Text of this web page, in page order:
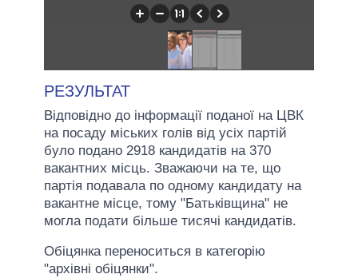
РЕЗУЛЬТАТ
Відповідно до інформації поданої на ЦВК
на посаду міських голів від усіх партій
було подано 2918 кандидатів на 370
вакантних місць. Зважаючи на те, що
партія подавала по одному кандидату на
вакантне місце, тому "Батьківщина" не
могла подати більше тисячі кандидатів.
Обіцянка переноситься в категорію
"архівні обіцянки".